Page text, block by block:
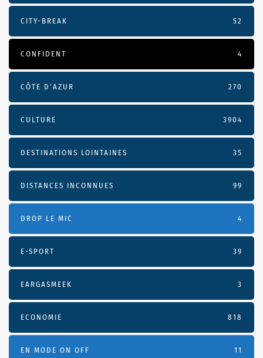
CITY-BREAK 52
CONFIDENT 4
CÔTE D’AZUR 270
CULTURE 3904
DESTINATIONS LOINTAINES 35
DISTANCES INCONNUES 99
DROP LE MIC 4
E-SPORT 39
EARGASMEEK 3
ECONOMIE 818
EN MODE ON OFF 11